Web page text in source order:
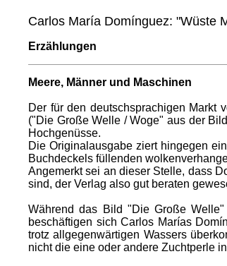
Carlos María Domínguez: "Wüste
Erzählungen
Meere, Männer und Maschinen
Der für den deutschsprachigen Markt
("Die Große Welle / Woge" aus der
Hochgenüsse.
Die Originalausgabe ziert hingegen
Buchdeckels füllenden
Angemerkt sei an dieser Stelle, dass
sind, der Verlag also gut beraten
Während das Bild "Die Große
beschäftigen sich Carlos Marías
trotz allgegenwärtigen Wassers
nicht die eine oder andere Zuchtperle